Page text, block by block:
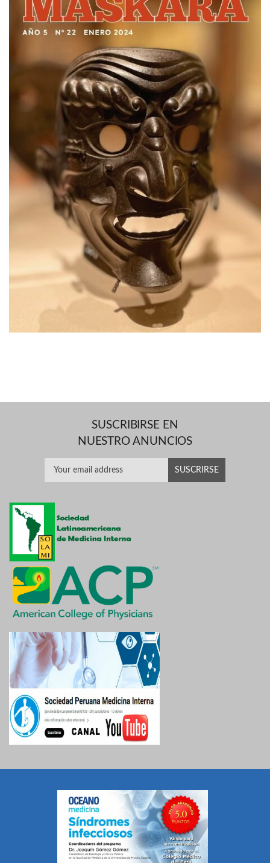
SUSCRIBIRSE EN
NUESTRO ANUNCIOS